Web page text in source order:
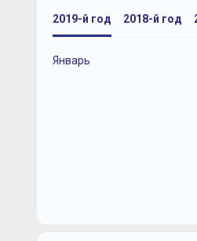
2019-й год
Январь
2018-й год